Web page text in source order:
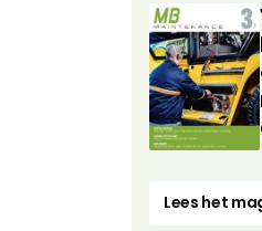
Lees het